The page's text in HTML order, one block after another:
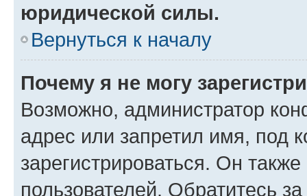
юридической силы.
Вернуться к началу
Почему я не могу
Возможно, администратор
адрес или запретил имя, под
зарегистрироваться. Он
пользователей. Обратитесь